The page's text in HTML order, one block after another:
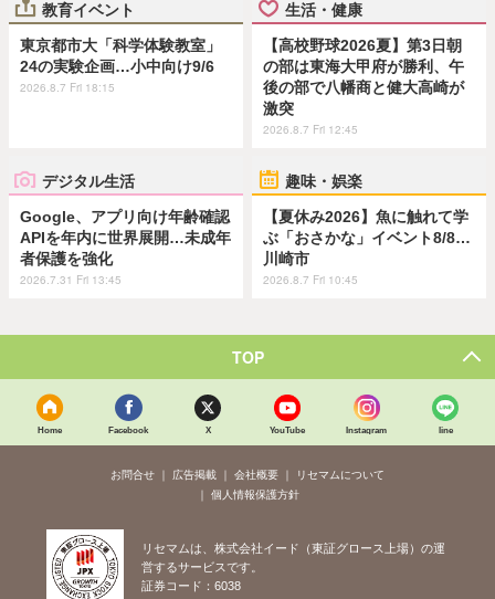
教育イベント
東京都市大「科学体験教室」
24の実験企画…小中向け9/6
2026.8.7 Fri 18:15
生活・健康
【高校野球2026夏】第3日朝
の部は東海大甲府が勝利、午
後の部で八幡商と健大高崎が
激突
2026.8.7 Fri 12:45
デジタル生活
Google、アプリ向け年齢確認
APIを年内に世界展開…未成年
者保護を強化
2026.7.31 Fri 13:45
趣味・娯楽
【夏休み2026】魚に触れて学
ぶ「おさかな」イベント8/8…
川崎市
2026.8.7 Fri 10:45
TOP
Home Facebook X YouTube Instagram line
お問合せ 広告掲載 会社概要
リセマムについて
個人情報保護方針
リセマムは、株式会社イード（東証グロース上場）の運
営するサービスです。
証券コード：6038